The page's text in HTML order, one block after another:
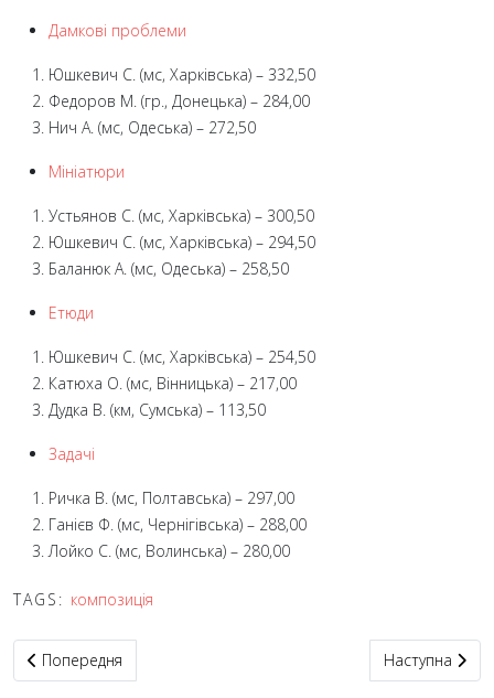
Дамкові проблеми
Юшкевич С. (мс, Харківська) – 332,50
Федоров М. (гр., Донецька) – 284,00
Нич А. (мс, Одеська) – 272,50
Мініатюри
Устьянов С. (мс, Харківська) – 300,50
Юшкевич С. (мс, Харківська) – 294,50
Баланюк А. (мс, Одеська) – 258,50
Етюди
Юшкевич С. (мс, Харківська) – 254,50
Катюха О. (мс, Вінницька) – 217,00
Дудка В. (км, Сумська) – 113,50
Задачі
Ричка В. (мс, Полтавська) – 297,00
Ганієв Ф. (мс, Чернігівська) – 288,00
Лойко С. (мс, Волинська) – 280,00
TAGS: композиція
Попередня стаття: Чемпіонат України зі складання шашкових
Попередня Наступна
Наступна